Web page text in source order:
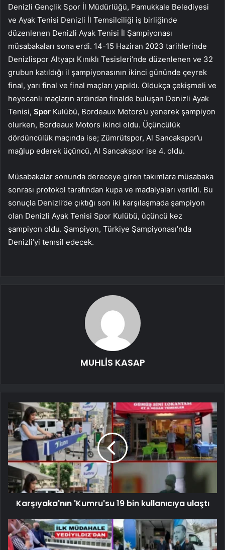
Denizli Gençlik Spor İl Müdürlüğü, Pamukkale Belediyesi
ve Ayak Tenisi Denizli İl Temsilciliği iş birliğinde
düzenlenen Denizli Ayak Tenisi İl Şampiyonası
müsabakaları sona erdi. 14-15 Haziran 2023 tarihlerinde
Denizlispor Altyapı Kınıklı Tesisleri’nde düzenlenen ve 32
grubun katıldığı il şampiyonasının ikinci gününde çeyrek
final, yarı final ve final maçları yapıldı. Oldukça çekişmeli ve
heyecanlı maçların ardından finalde buluşan Denizli Ayak
Tenisi, Spor Kulübü, Bordeaux Motors’u yenerek şampiyon
olurken, Bordeaux Motors ikinci oldu. Üçüncülük
dördüncülük maçında ise; Zümrütspor, Al Sancakspor’u
mağlup ederek üçüncü, Al Sancakspor ise 4. oldu.
Müsabakalar sonunda dereceye giren takımlara müsabaka
sonrası protokol tarafından kupa ve madalyaları verildi. Bu
sonuçla Denizli’de çıktığı son iki karşılaşmada şampiyon
olan Denizli Ayak Tenisi Spor Kulübü, üçüncü kez
şampiyon oldu. Şampiyon, Türkiye Şampiyonası’nda
Denizli’yi temsil edecek.
MUHLİS KASAP
Karşıyaka'nın 'Kumru'su 19 bin kullanıcıya ulaştı